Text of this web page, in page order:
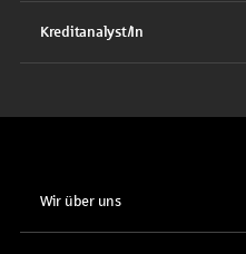
Kreditanalyst/In
Wir über uns